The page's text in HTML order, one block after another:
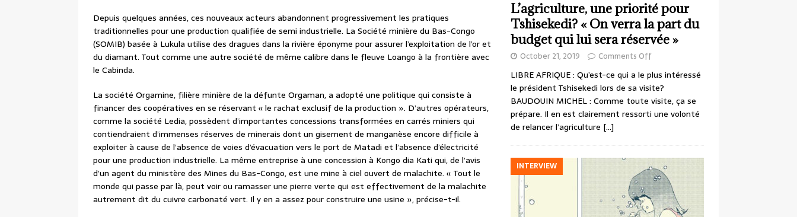
Depuis quelques années, ces nouveaux acteurs abandonnent progressivement les pratiques
traditionnelles pour une production qualifiée de semi industrielle. La Société minière du Bas-Congo
(SOMIB) basée à Lukula utilise des dragues dans la rivière éponyme pour assurer l’exploitation de l’or et
du diamant. Tout comme une autre société de même calibre dans le fleuve Loango à la frontière avec
le Cabinda.
La société Orgamine, filière minière de la défunte Orgaman, a adopté une politique qui consiste à
financer des coopératives en se réservant « le rachat exclusif de la production ». D’autres opérateurs,
comme la société Ledia, possèdent d’importantes concessions transformées en carrés miniers qui
contiendraient d’immenses réserves de minerais dont un gisement de manganèse encore difficile à
exploiter à cause de l’absence de voies d’évacuation vers le port de Matadi et l’absence d’électricité
pour une production industrielle. La même entreprise à une concession à Kongo dia Kati qui, de l’avis
d’un agent du ministère des Mines du Bas-Congo, est une mine à ciel ouvert de malachite. « Tout le
monde qui passe par là, peut voir ou ramasser une pierre verte qui est effectivement de la malachite
autrement dit du cuivre carbonaté vert. Il y en a assez pour construire une usine », précise-t-il.
L’agriculture, une priorité pour
Tshisekedi? « On verra la part du
budget qui lui sera réservée »
October 21, 2019 Comments Off
LIBRE AFRIQUE : Qu’est-ce qui a le plus intéressé
le président Tshisekedi lors de sa visite?
BAUDOUIN MICHEL : Comme toute visite, ça se
prépare. Il en est clairement ressorti une volonté
de relancer l’agriculture […]
INTERVIEW